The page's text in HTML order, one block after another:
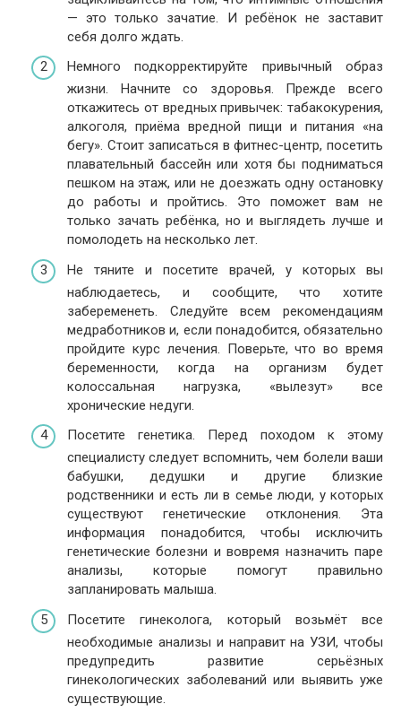
— это только зачатие. И ребёнок не заставит
себя долго ждать.
Немного подкорректируйте привычный образ
жизни. Начните со здоровья. Прежде всего
откажитесь от вредных привычек: табакокурения,
алкоголя, приёма вредной пищи и питания «на
бегу». Стоит записаться в фитнес-центр, посетить
плавательный бассейн или хотя бы подниматься
пешком на этаж, или не доезжать одну остановку
до работы и пройтись. Это поможет вам не
только зачать ребёнка, но и выглядеть лучше и
помолодеть на несколько лет.
Не тяните и посетите врачей, у которых вы
наблюдаетесь, и сообщите, что хотите
забеременеть. Следуйте всем рекомендациям
медработников и, если понадобится, обязательно
пройдите курс лечения. Поверьте, что во время
беременности, когда на организм будет
колоссальная нагрузка, «вылезут» все
хронические недуги.
Посетите генетика. Перед походом к этому
специалисту следует вспомнить, чем болели ваши
бабушки, дедушки и другие близкие
родственники и есть ли в семье люди, у которых
существуют генетические отклонения. Эта
информация понадобится, чтобы исключить
генетические болезни и вовремя назначить паре
анализы, которые помогут правильно
запланировать малыша.
Посетите гинеколога, который возьмёт все
необходимые анализы и направит на УЗИ, чтобы
предупредить развитие серьёзных
гинекологических заболеваний или выявить уже
существующие.